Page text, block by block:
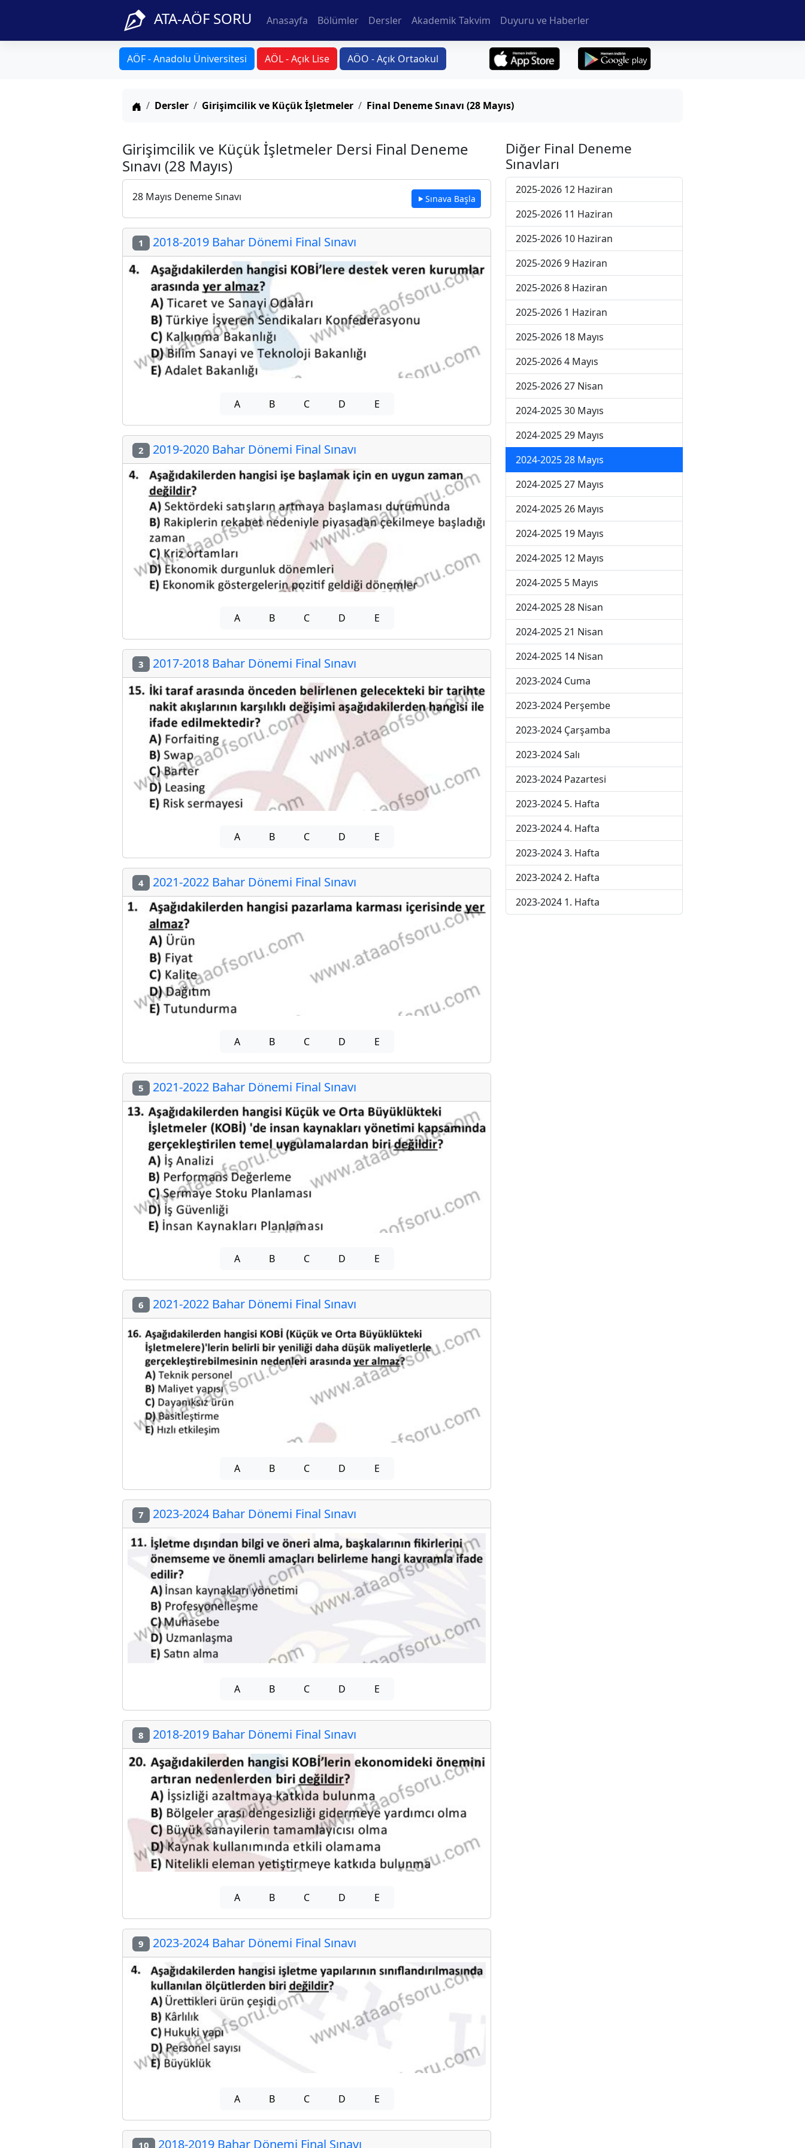
ATA-AÖF SORU Anasayfa Bölümler Dersler Akademik Takvim Duyuru ve Haberler
AÖF - Anadolu Üniversitesi AÖL - Açık Lise AÖO - Açık Ortaokul
Anasayfa
Dersler Girişimcilik ve Küçük İşletmeler Final Deneme Sınavı (28 Mayıs)
Girişimcilik ve Küçük İşletmeler Dersi Final Deneme
Sınavı (28 Mayıs)
28 Mayıs Deneme Sınavı Sınava Başla
1 2018-2019 Bahar Dönemi Final Sınavı
A B C D E
2 2019-2020 Bahar Dönemi Final Sınavı
A B C D E
3 2017-2018 Bahar Dönemi Final Sınavı
A B C D E
4 2021-2022 Bahar Dönemi Final Sınavı
A B C D E
5 2021-2022 Bahar Dönemi Final Sınavı
A B C D E
6 2021-2022 Bahar Dönemi Final Sınavı
A B C D E
7 2023-2024 Bahar Dönemi Final Sınavı
A B C D E
8 2018-2019 Bahar Dönemi Final Sınavı
A B C D E
9 2023-2024 Bahar Dönemi Final Sınavı
A B C D E
10 2018-2019 Bahar Dönemi Final Sınavı
Diğer Final Deneme
Sınavları
2025-2026 12 Haziran
2025-2026 11 Haziran
2025-2026 10 Haziran
2025-2026 9 Haziran
2025-2026 8 Haziran
2025-2026 1 Haziran
2025-2026 18 Mayıs
2025-2026 4 Mayıs
2025-2026 27 Nisan
2024-2025 30 Mayıs
2024-2025 29 Mayıs
2024-2025 28 Mayıs
2024-2025 27 Mayıs
2024-2025 26 Mayıs
2024-2025 19 Mayıs
2024-2025 12 Mayıs
2024-2025 5 Mayıs
2024-2025 28 Nisan
2024-2025 21 Nisan
2024-2025 14 Nisan
2023-2024 Cuma
2023-2024 Perşembe
2023-2024 Çarşamba
2023-2024 Salı
2023-2024 Pazartesi
2023-2024 5. Hafta
2023-2024 4. Hafta
2023-2024 3. Hafta
2023-2024 2. Hafta
2023-2024 1. Hafta